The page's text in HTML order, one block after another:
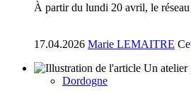
À partir du lundi 20 avril, le réseau
17.04.2026 Marie LEMAITRE
Dordogne